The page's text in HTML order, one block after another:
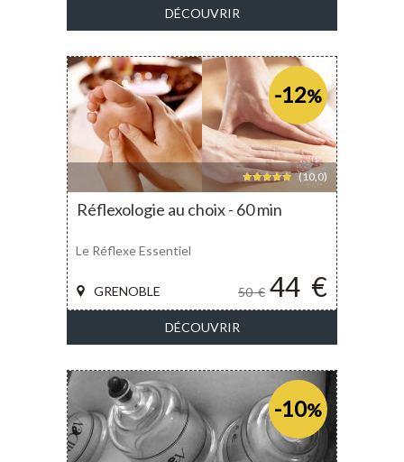
DÉCOUVRIR
-12%
(10,0)
Réflexologie au choix - 60 min
50€ 44 €
GRENOBLE
Le Réflexe Essentiel
DÉCOUVRIR
-10%